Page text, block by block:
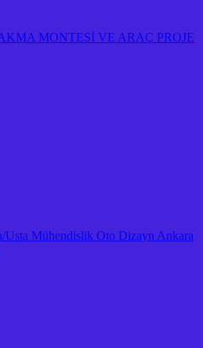
MONTESİ VE ARAÇ PROJE
Mühendislik Oto Dizayn Ankara